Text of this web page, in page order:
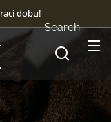
dobu!
Search